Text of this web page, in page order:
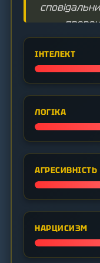
ІНТЕЛЕКТ
ЛОГІКА
АГРЕСИВНІСТЬ
НАРЦИСИЗМ